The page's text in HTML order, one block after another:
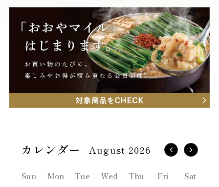
August 2026
Sun Mon Tue Wed Thu Fri Sat